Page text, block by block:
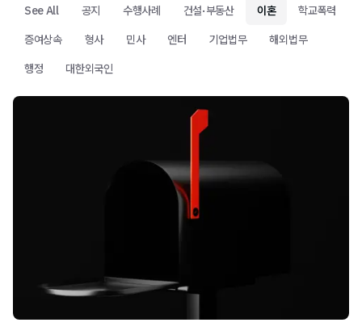
See All 공지 수행사례 건설·부동산 이혼
학교폭력
증여상속
형사 민사 엔터 기업법무
해외법무
행정
대한외국인